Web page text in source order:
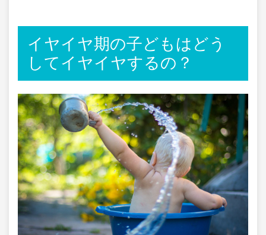
イヤイヤ期の子どもはどう
してイヤイヤするの？